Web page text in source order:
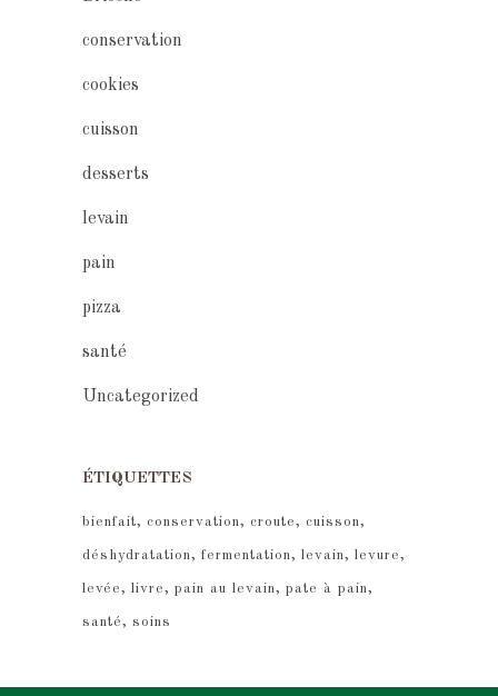
conservation
cookies
cuisson
desserts
levain
pain
pizza
santé
Uncategorized
ÉTIQUETTES
bienfait conservation croute cuisson
déshydratation fermentation levain levure
levée livre pain au levain pate à pain
santé soins